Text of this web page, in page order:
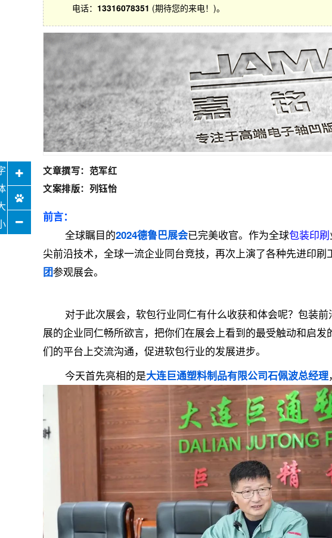
电话： 13316078351 (期待您的来电！)。
文章撰写：范军红
文案排版：列钰怡
前言：
全球瞩目的2024德鲁巴展会已完美收官。作为全球包装印刷
尖前沿技术，全球一流企业同台竞技，再次上演了各种先进印
团参观展会。
对于此次展会，软包行业同仁有什么收获和体会呢？包装前
展的企业同仁畅所欲言，把你们在展会上看到的最受触动和启
们的平台上交流沟通，促进软包行业的发展进步。
今天首先亮相的是大连巨通塑料制品有限公司石佩波总经理